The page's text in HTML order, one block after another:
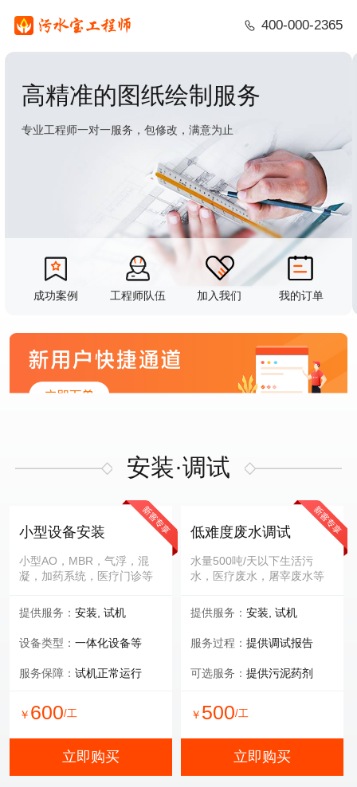
400-000-2365
高精准的图纸绘制服务
专业工程师一对一服务，包修改，满意为止
成功案例 工程师队伍 加入我们 我的订单
安装·调试
小型设备安装
小型AO，MBR，气浮，混
凝，加药系统，医疗门诊等
提供服务： 安装, 试机
设备类型： 一体化设备等
服务保障： 试机正常运行
￥ 600/工
立即购买
低难度废水调试
水量500吨/天以下生活污
水，医疗废水，屠宰废水等
提供服务： 安装, 试机
服务过程： 提供调试报告
可选服务： 提供污泥药剂
￥ 500/工
立即购买